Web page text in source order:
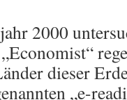
2000
dieser
„e-